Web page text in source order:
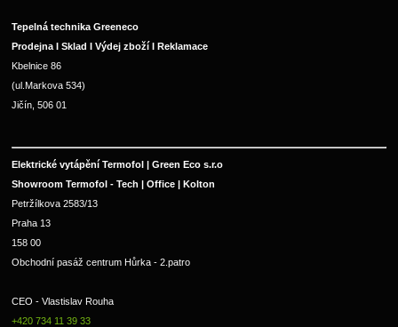
Tepelná technika Greeneco
Prodejna I Sklad I Výdej zboží I Reklamace
Kbelnice 86
(ul.Markova 534)
Jičín, 506 01
Elektrické vytápění Termofol | Green Eco s.r.o
Showroom Termofol - Tech | Office | Kolton
Petržílkova 2583/13
Praha 13
158 00
Obchodní pasáž centrum Hůrka - 2.patro
CEO - Vlastislav Rouha
+420 734 11 39 33